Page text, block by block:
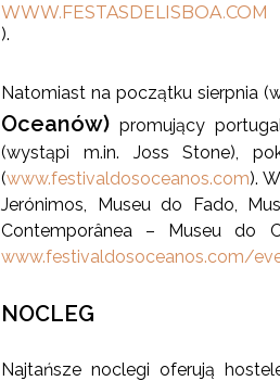
WWW.FESTASDELISBOA.COM
).
Natomiast na początku sierpnia
Oceanów)promujący
(wystąpi m.in. Joss Stone),
(www.festivaldosoceanos.com).
Jerónimos, Museu do Fado,
Contemporânea – Museu do
www.festivaldosoceanos.com/
NOCLEG
Najtańsze noclegi oferują